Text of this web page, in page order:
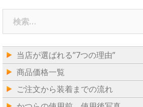
当店が選ばれる”7つの理由”
商品価格一覧
ご注文から装着までの流れ